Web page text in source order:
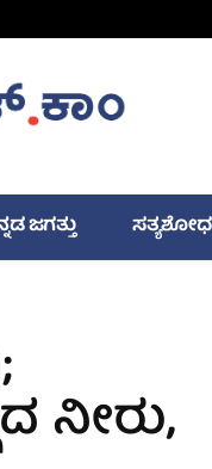
ಜಗತ್ತು ಸತ್ಯಶೋಧ
ನೀರು,